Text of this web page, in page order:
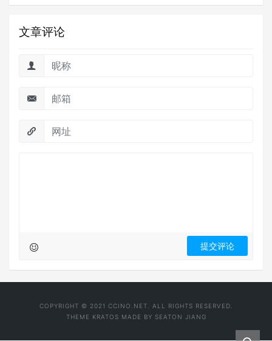
文章评论
COPYRIGHT © 2021 CCINO.NET. ALL RIGHTS RESERVED.
THEME KRATOS MADE BY SEATON JIANG